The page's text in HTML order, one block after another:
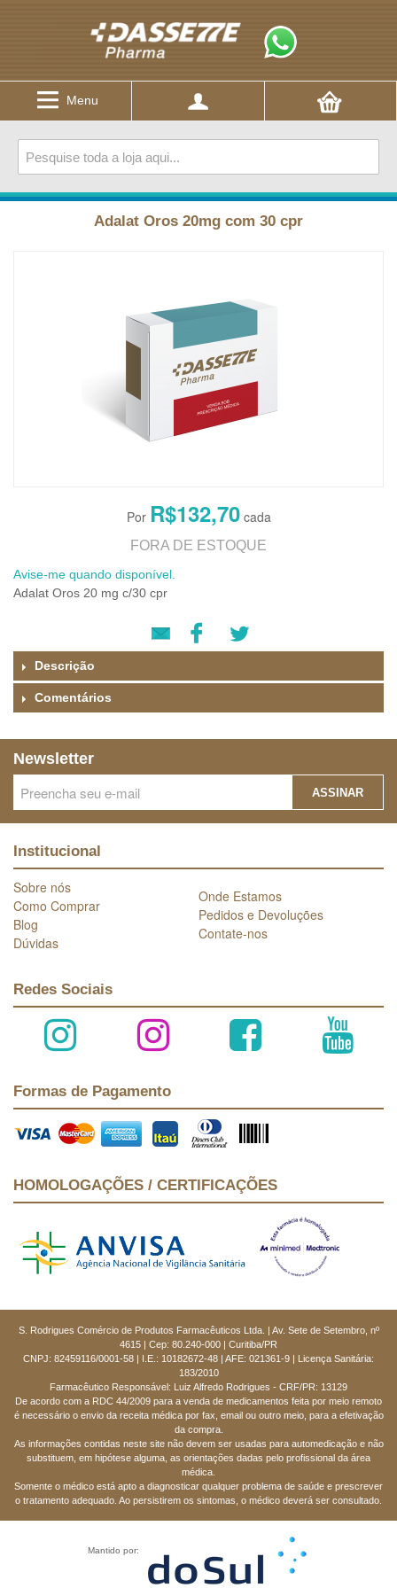
Menu
Adalat Oros 20mg com 30 cpr
R$132,70
FORA DE ESTOQUE
Avise-me quando disponível.
Adalat Oros 20 mg c/30 cpr
Descrição
Comentários
Newsletter
ASSINAR
Institucional
Sobre nós
Como Comprar
Blog
Dúvidas
Onde Estamos
Pedidos e Devoluções
Contate-nos
Redes Sociais
Formas de Pagamento
HOMOLOGAÇÕES / CERTIFICAÇÕES
S. Rodrigues Comércio de Produtos Farmacêuticos Ltda. | Av. Sete de Setembro, nº
4615 | Cep: 80.240-000 | Curitiba/PR
CNPJ: 82459116/0001-58 | I.E.: 10182672-48 | AFE: 021361-9 | Licença Sanitária:
183/2010
Farmacêutico Responsável: Luiz Alfredo Rodrigues - CRF/PR: 13129
De acordo com a RDC 44/2009 para a venda de medicamentos feita por meio remoto
é necessário o envio da receita médica por fax, email ou outro meio, para a efetivação
da compra.
As informações contidas neste site não devem ser usadas para automedicação e não
substituem, em hipótese alguma, as orientações dadas pelo profissional da área
médica.
Somente o médico está apto a diagnosticar qualquer problema de saúde e prescrever
o tratamento adequado. Ao persistirem os sintomas, o médico deverá ser consultado.
Mantido por: